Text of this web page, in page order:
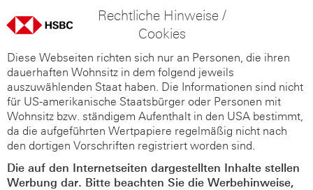
Rechtliche Hinweise /
Cookies
Diese Webseiten richten sich nur an Personen, die ihren
dauerhaften Wohnsitz in dem folgend jeweils
auszuwählenden Staat haben. Die Informationen sind nicht
für US-amerikanische Staatsbürger oder Personen mit
Wohnsitz bzw. ständigem Aufenthalt in den USA bestimmt,
da die aufgeführten Wertpapiere regelmäßig nicht nach
den dortigen Vorschriften registriert worden sind.
Die auf den Internetseiten dargestellten Inhalte stellen
Werbung dar. Bitte beachten Sie die Werbehinweise,